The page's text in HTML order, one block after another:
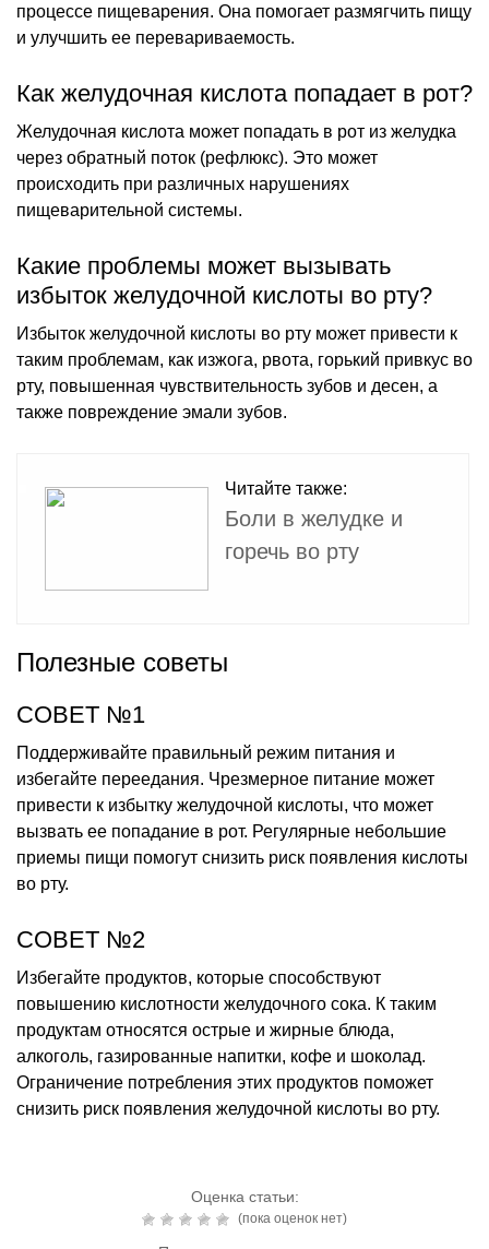
процессе пищеварения. Она помогает размягчить пищу
и улучшить ее перевариваемость.
Как желудочная кислота попадает в рот?
Желудочная кислота может попадать в рот из желудка
через обратный поток (рефлюкс). Это может
происходить при различных нарушениях
пищеварительной системы.
Какие проблемы может вызывать
избыток желудочной кислоты во рту?
Избыток желудочной кислоты во рту может привести к
таким проблемам, как изжога, рвота, горький привкус во
рту, повышенная чувствительность зубов и десен, а
также повреждение эмали зубов.
Читайте также:
Боли в желудке и
горечь во рту
Полезные советы
СОВЕТ №1
Поддерживайте правильный режим питания и
избегайте переедания. Чрезмерное питание может
привести к избытку желудочной кислоты, что может
вызвать ее попадание в рот. Регулярные небольшие
приемы пищи помогут снизить риск появления кислоты
во рту.
СОВЕТ №2
Избегайте продуктов, которые способствуют
повышению кислотности желудочного сока. К таким
продуктам относятся острые и жирные блюда,
алкоголь, газированные напитки, кофе и шоколад.
Ограничение потребления этих продуктов поможет
снизить риск появления желудочной кислоты во рту.
Оценка статьи:
(пока оценок нет)